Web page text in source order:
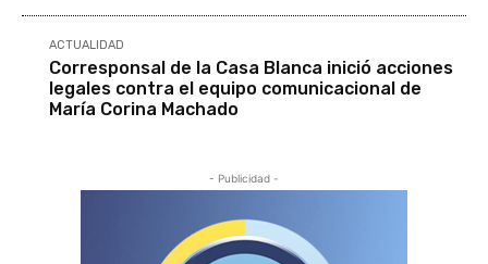
ACTUALIDAD
Corresponsal de la Casa Blanca inició acciones
legales contra el equipo comunicacional de
María Corina Machado
- Publicidad -